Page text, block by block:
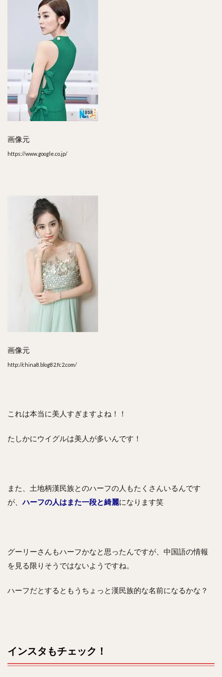
画像元
https://www.google.co.jp/
画像元
http://china8.blog82.fc2.com/
これは本当に美人すぎますよね！！
たしかにウイグルは美人が多いんです！
また、土地柄漢民族とのハーフの人もたくさんいるんです
が、ハーフの人はまた一段と綺麗になります笑
グーリーさんもハーフかなと思ったんですが、中国語の情報
を見る限りそうではないようですね。
ハーフだとするともうちょっと漢民族的な名前になるかな？
インスタもチェック！